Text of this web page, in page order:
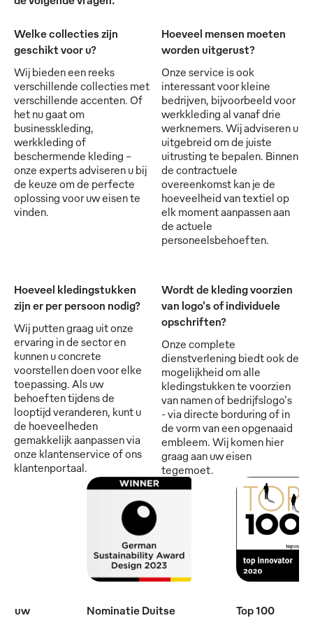
Welke collecties zijn
geschikt voor u?
Wij bieden een reeks
verschillende collecties met
verschillende accenten. Of
het nu gaat om
businesskleding,
werkkleding of
beschermende kleding -
onze experts adviseren u bij
de keuze om de perfecte
oplossing voor uw eisen te
vinden.
Hoeveel mensen moeten
worden uitgerust?
Onze service is ook
interessant voor kleine
bedrijven, bijvoorbeeld voor
werkkleding al vanaf drie
werknemers. Wij adviseren u
uitgebreid om de juiste
uitrusting te bepalen. Binnen
de contractuele
overeenkomst kan je de
hoeveelheid van textiel op
elk moment aanpassen aan
de actuele
personeelsbehoeften.
Hoeveel kledingstukken
zijn er per persoon nodig?
Wij putten graag uit onze
ervaring in de sector en
kunnen u concrete
voorstellen doen voor elke
toepassing. Als uw
behoeften tijdens de
looptijd veranderen, kunt u
de hoeveelheden
gemakkelijk aanpassen via
onze klantenservice of ons
klantenportaal.
Wordt de kleding voorzien
van logo's of individuele
opschriften?
Onze complete
dienstverlening biedt ook de
mogelijkheid om alle
kledingstukken te voorzien
van namen of bedrijfslogo's
- via directe borduring of in
de vorm van een opgenaaid
embleem. Wij komen hier
graag aan uw eisen
tegemoet.
eeuw
Nominatie Duitse
Top 100